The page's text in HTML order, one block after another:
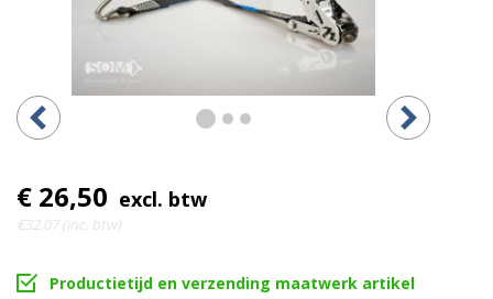
€ 26,50 excl. btw
€32,07 (inc. btw)
Productietijd en verzending maatwerk artikel